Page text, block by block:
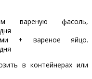
вареную фасоль,
+ вареное яйцо.
в контейнерах или